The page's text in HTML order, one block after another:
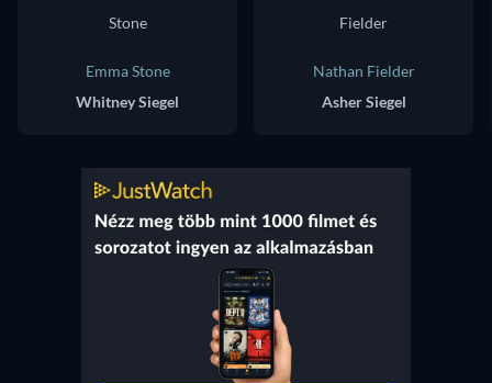
Emma Stone
Whitney Siegel
Nathan Fielder
Asher Siegel